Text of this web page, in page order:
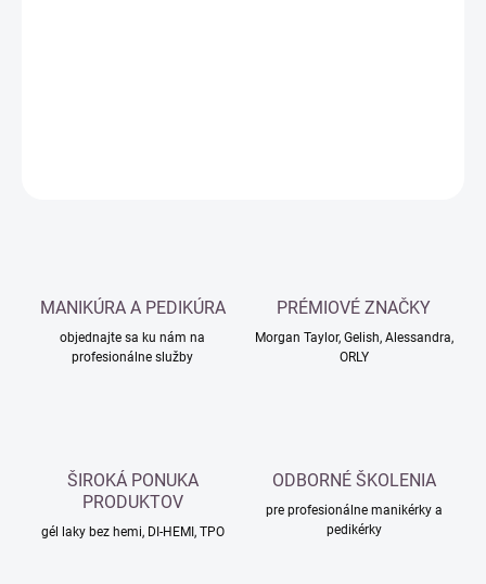
MANIKÚRA A PEDIKÚRA
objednajte sa ku nám na
profesionálne služby
PRÉMIOVÉ ZNAČKY
Morgan Taylor, Gelish, Alessandra,
ORLY
ŠIROKÁ PONUKA
PRODUKTOV
gél laky bez hemi, DI-HEMI, TPO
ODBORNÉ ŠKOLENIA
pre profesionálne manikérky a
pedikérky